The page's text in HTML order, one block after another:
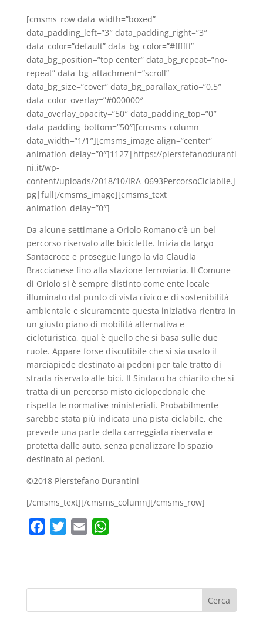
[cmsms_row data_width=”boxed”
data_padding_left=”3″ data_padding_right=”3″
data_color=”default” data_bg_color=”#ffffff”
data_bg_position=”top center” data_bg_repeat=”no-
repeat” data_bg_attachment=”scroll”
data_bg_size=”cover” data_bg_parallax_ratio=”0.5″
data_color_overlay=”#000000″
data_overlay_opacity=”50″ data_padding_top=”0″
data_padding_bottom=”50″][cmsms_column
data_width=”1/1″][cmsms_image align=”center”
animation_delay=”0″]1127|https://pierstefanoduranti
ni.it/wp-
content/uploads/2018/10/IRA_0693PercorsoCiclabile.j
pg|full[/cmsms_image][cmsms_text
animation_delay=”0″]
Da alcune settimane a Oriolo Romano c’è un bel
percorso riservato alle biciclette. Inizia da largo
Santacroce e prosegue lungo la via Claudia
Braccianese fino alla stazione ferroviaria. Il Comune
di Oriolo si è sempre distinto come ente locale
illuminato dal punto di vista civico e di sostenibilità
ambientale e sicuramente questa iniziativa rientra in
un giusto piano di mobilità alternativa e
cicloturistica, qual è quello che si basa sulle due
ruote. Appare forse discutibile che si sia usato il
marciapiede destinato ai pedoni per tale tratto di
strada riservato alle bici. Il Sindaco ha chiarito che si
tratta di un percorso misto ciclopedonale che
rispetta le normative ministeriali. Probabilmente
sarebbe stata più indicata una pista ciclabile, che
prevede una parte della carreggiata riservata e
protetta dalle auto, senza penalizzare lo spazio
destinato ai pedoni.
©2018 Pierstefano Durantini
[/cmsms_text][/cmsms_column][/cmsms_row]
b
o
t
e
l
s
A